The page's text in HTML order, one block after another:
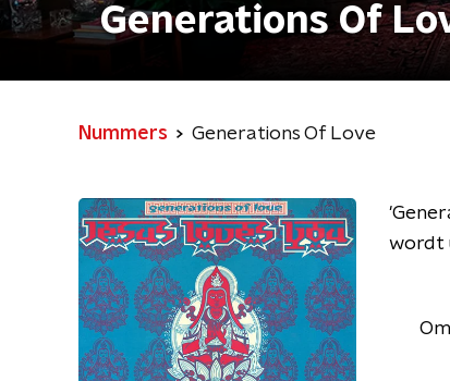
Generations Of
Nummers Generations Of Love
wordt